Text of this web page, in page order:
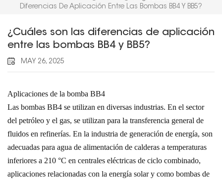
Diferencias De Aplicación Entre Las Bombas BB4 Y BB5?
¿Cuáles son las diferencias de aplicación
entre las bombas BB4 y BB5?
MAY 26, 2025
Aplicaciones de la bomba BB4
Las bombas BB4 se utilizan en diversas industrias. En el sector
del petróleo y el gas, se utilizan para la transferencia general de
fluidos en refinerías. En la industria de generación de energía, son
adecuadas para agua de alimentación de calderas a temperaturas
inferiores a 210 °C en centrales eléctricas de ciclo combinado,
aplicaciones relacionadas con la energía solar y como bombas de